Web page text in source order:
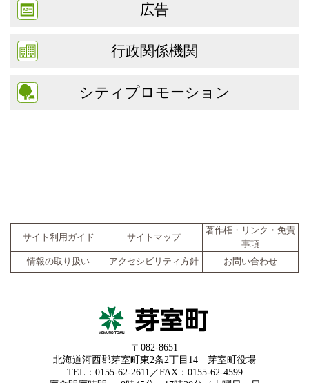
広告
行政関係機関
シティプロモーション
サイト利用ガイド サイトマップ
著作権・リンク・免責
事項
情報の取り扱い
アクセシビリティ方針 お問い合わせ
〒082-8651
北海道河西郡芽室町東2条2丁目14 芽室町役場
TEL：0155-62-2611／FAX：0155-62-4599